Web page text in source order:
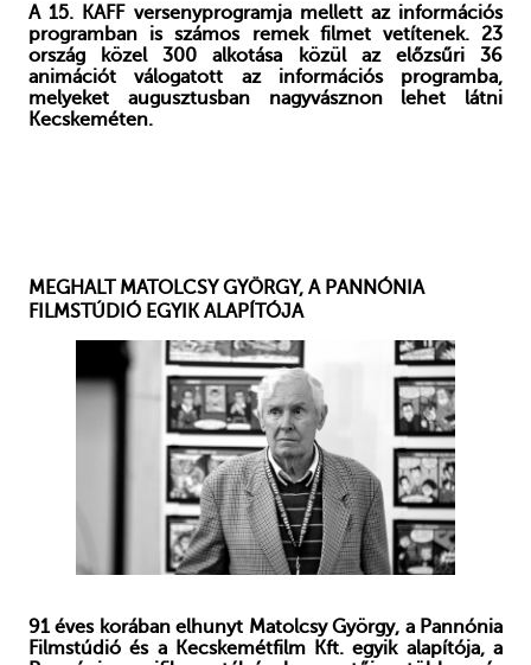
A 15. KAFF versenyprogramja mellett az információs
programban is számos remek filmet vetítenek. 23
ország közel 300 alkotása közül az előzsűri 36
animációt válogatott az információs programba,
melyeket augusztusban nagyvásznon lehet látni
Kecskeméten.
MEGHALT MATOLCSY GYÖRGY, A PANNÓNIA
FILMSTÚDIÓ EGYIK ALAPÍTÓJA
91 éves korában elhunyt Matolcsy György, a Pannónia
Filmstúdió és a Kecskemétfilm Kft. egyik alapítója, a